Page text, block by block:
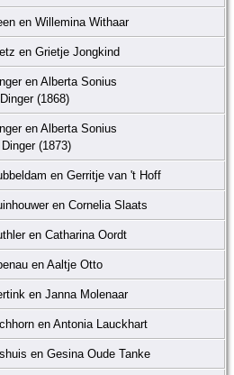
en Willemina Withaar
en Grietje Jongkind
en Alberta Sonius
(1868)
en Alberta Sonius
(1873)
en Gerritje van 't Hoff
en Cornelia Slaats
en Catharina Oordt
en Aaltje Otto
en Janna Molenaar
en Antonia Lauckhart
en Gesina Oude Tanke